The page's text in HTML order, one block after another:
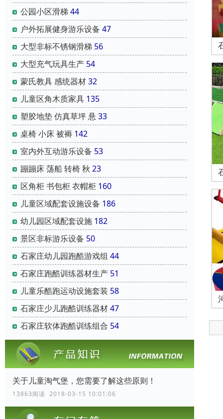
公园小区滑梯 44
户外拓展健身游乐设备 47
大型非标不锈钢滑梯 56
大型充气玩具生产 54
蒙氏教具 感统器材32
儿童区角木质家具 135
塑胶地垫 仿真草坪 悬33
桌椅 小床 被褥 142
室内外互动游乐设备 53
蹦蹦床 荡船 转椅 秋 23
区角柜 书包柜 衣帽柜 160
儿童区域配套设施设备 186
幼儿园区域配套设施 182
景区非标游乐设备 50
石家庄幼儿园跑酷游戏组 44
石家庄跑酷训练器材生产 51
儿童乐酷跑运动设施套装 58
石家庄少儿跑酷训练器材47
石家庄软体跑酷训练组合 54
关于儿童淘气堡，您需要了解这些原则！
13863阅读 2018-03-15 10:01:06